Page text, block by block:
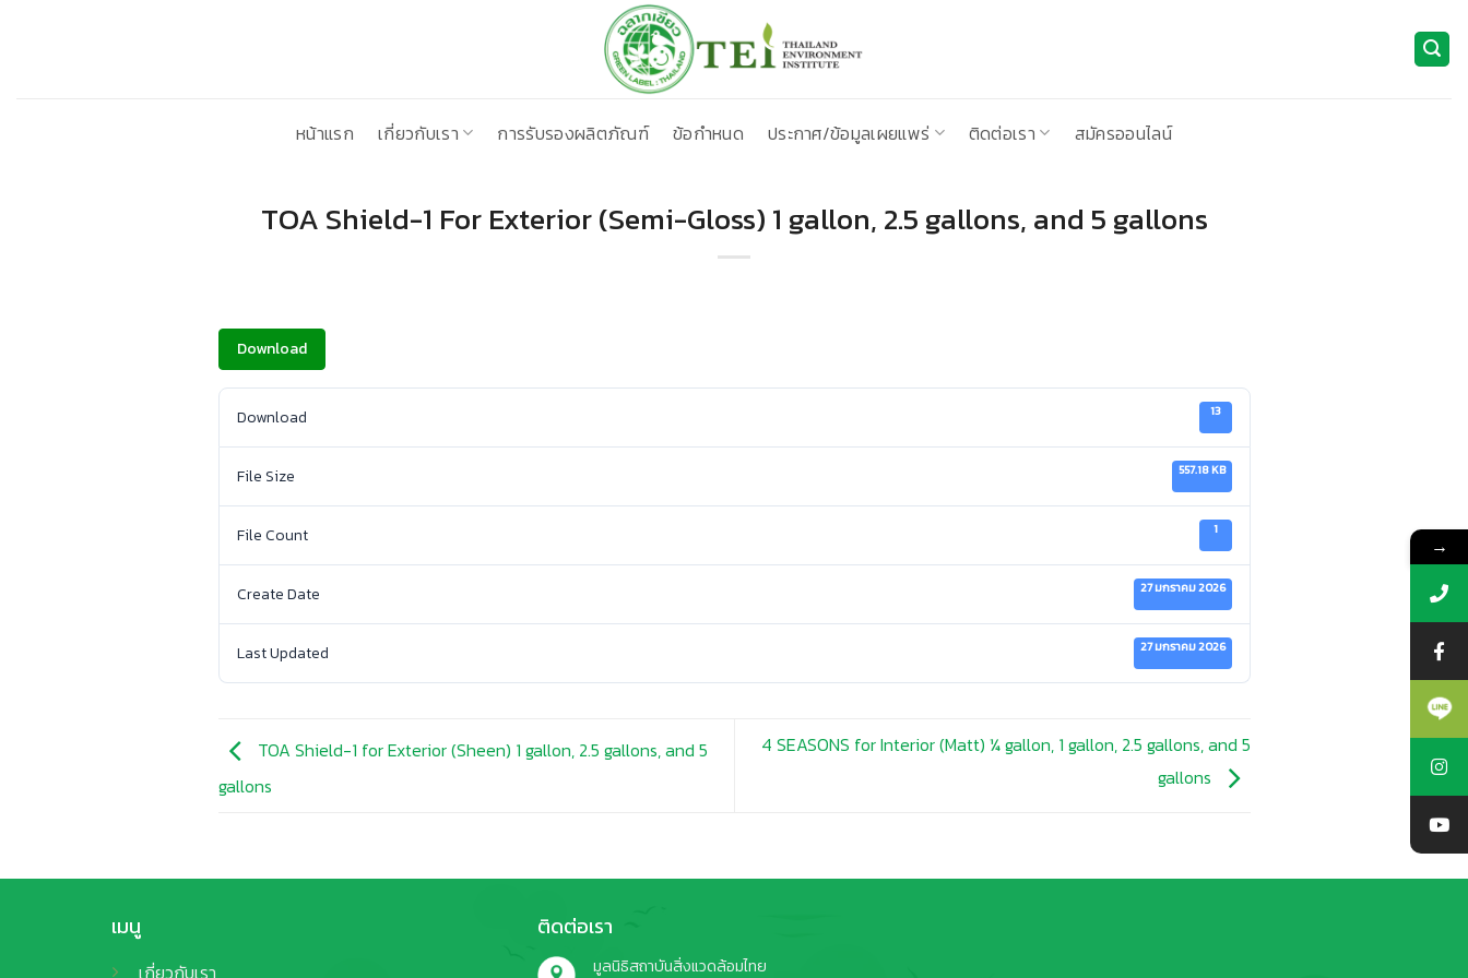
หน้าแรก
เกี่ยวกับเรา การรับรองผลิตภัณฑ์ ข้อกำหนด ประกาศ/ข้อมูลเผยแพร่ ติดต่อเรา สมัครออนไลน์
TOA Shield-1 For Exterior (Semi-Gloss) 1 gallon, 2.5 gallons, and 5 gallons
Download
Download 13
File Size 557.18 KB
File Count 1
Create Date 27 มกราคม 2026
Last Updated 27 มกราคม 2026
TOA Shield-1 for Exterior (Sheen) 1 gallon, 2.5 gallons, and 5
gallons
4 SEASONS for Interior (Matt) ¼ gallon, 1 gallon, 2.5 gallons, and 5
gallons
เมนู ติดต่อเรา
มูลนิธิสถาบันสิ่งแวดล้อมไทย
→